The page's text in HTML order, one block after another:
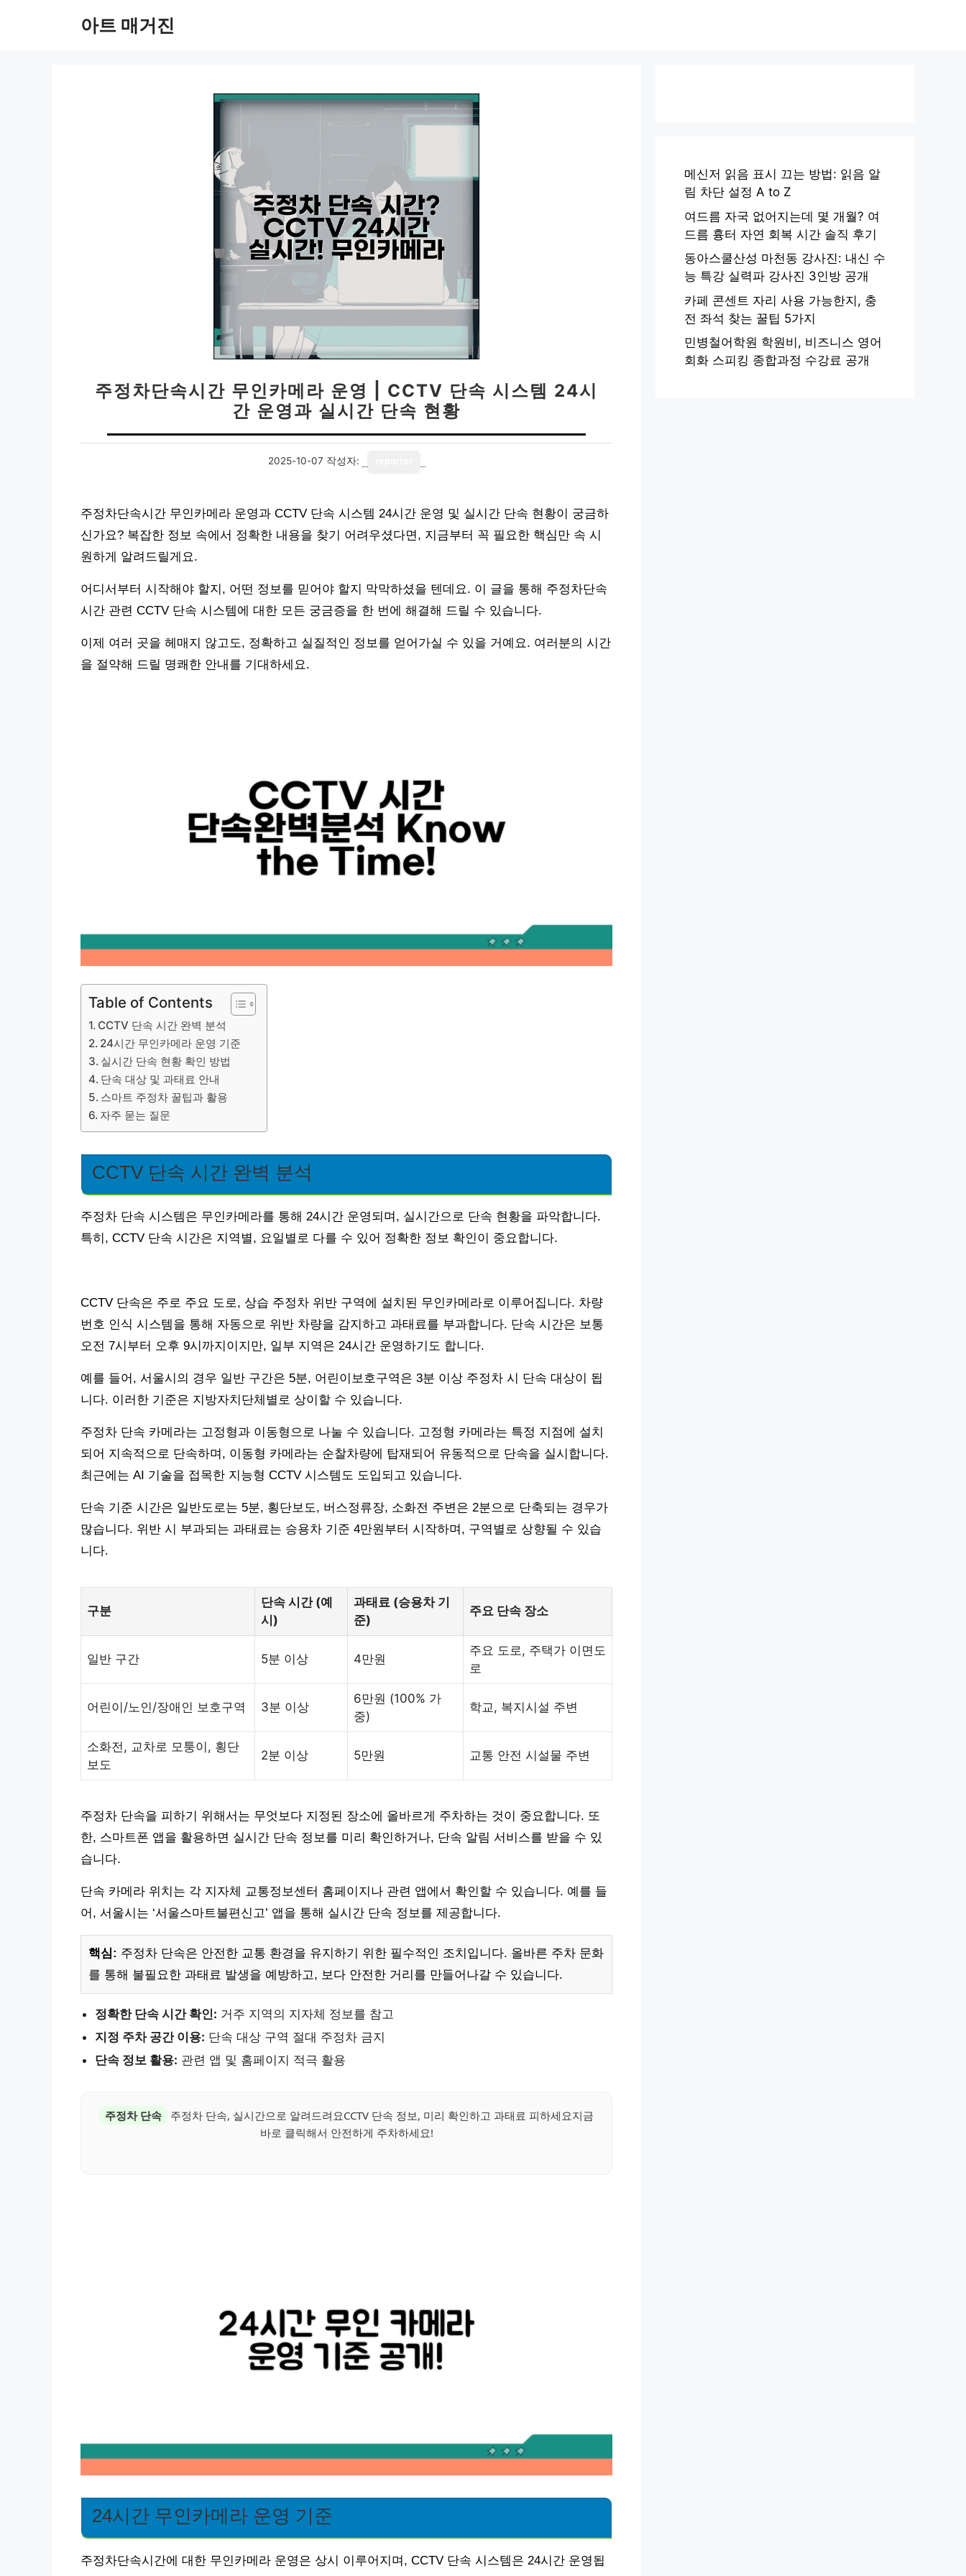
아트 매거진
주정차단속시간 무인카메라 운영 | CCTV 단속 시스템 24시
간 운영과 실시간 단속 현황
2025-10-07 작성자:
주정차단속시간 무인카메라 운영과 CCTV 단속 시스템 24시간 운영 및 실시간 단속 현황이 궁금하
신가요? 복잡한 정보 속에서 정확한 내용을 찾기 어려우셨다면, 지금부터 꼭 필요한 핵심만 속 시
원하게 알려드릴게요.
어디서부터 시작해야 할지, 어떤 정보를 믿어야 할지 막막하셨을 텐데요. 이 글을 통해 주정차단속
시간 관련 CCTV 단속 시스템에 대한 모든 궁금증을 한 번에 해결해 드릴 수 있습니다.
이제 여러 곳을 헤매지 않고도, 정확하고 실질적인 정보를 얻어가실 수 있을 거예요. 여러분의 시간
을 절약해 드릴 명쾌한 안내를 기대하세요.
Table of Contents
CCTV 단속 시간 완벽 분석
24시간 무인카메라 운영 기준
실시간 단속 현황 확인 방법
단속 대상 및 과태료 안내
스마트 주정차 꿀팁과 활용
자주 묻는 질문
CCTV 단속 시간 완벽 분석
주정차 단속 시스템은 무인카메라를 통해 24시간 운영되며, 실시간으로 단속 현황을 파악합니다.
특히, CCTV 단속 시간은 지역별, 요일별로 다를 수 있어 정확한 정보 확인이 중요합니다.
CCTV 단속은 주로 주요 도로, 상습 주정차 위반 구역에 설치된 무인카메라로 이루어집니다. 차량
번호 인식 시스템을 통해 자동으로 위반 차량을 감지하고 과태료를 부과합니다. 단속 시간은 보통
오전 7시부터 오후 9시까지이지만, 일부 지역은 24시간 운영하기도 합니다.
예를 들어, 서울시의 경우 일반 구간은 5분, 어린이보호구역은 3분 이상 주정차 시 단속 대상이 됩
니다. 이러한 기준은 지방자치단체별로 상이할 수 있습니다.
주정차 단속 카메라는 고정형과 이동형으로 나눌 수 있습니다. 고정형 카메라는 특정 지점에 설치
되어 지속적으로 단속하며, 이동형 카메라는 순찰차량에 탑재되어 유동적으로 단속을 실시합니다.
최근에는 AI 기술을 접목한 지능형 CCTV 시스템도 도입되고 있습니다.
단속 기준 시간은 일반도로는 5분, 횡단보도, 버스정류장, 소화전 주변은 2분으로 단축되는 경우가
많습니다. 위반 시 부과되는 과태료는 승용차 기준 4만원부터 시작하며, 구역별로 상향될 수 있습
니다.
구분
단속 시간 (예
시)
과태료 (승용차 기
준)
주요 단속 장소
일반 구간 5분 이상 4만원
주요 도로, 주택가 이면도
로
어린이/노인/장애인 보호구역 3분 이상
6만원 (100% 가
중)
학교, 복지시설 주변
소화전, 교차로 모퉁이, 횡단
보도
2분 이상 5만원 교통 안전 시설물 주변
주정차 단속을 피하기 위해서는 무엇보다 지정된 장소에 올바르게 주차하는 것이 중요합니다. 또
한, 스마트폰 앱을 활용하면 실시간 단속 정보를 미리 확인하거나, 단속 알림 서비스를 받을 수 있
습니다.
단속 카메라 위치는 각 지자체 교통정보센터 홈페이지나 관련 앱에서 확인할 수 있습니다. 예를 들
어, 서울시는 ‘서울스마트불편신고’ 앱을 통해 실시간 단속 정보를 제공합니다.
핵심: 주정차 단속은 안전한 교통 환경을 유지하기 위한 필수적인 조치입니다. 올바른 주차 문화
를 통해 불필요한 과태료 발생을 예방하고, 보다 안전한 거리를 만들어나갈 수 있습니다.
정확한 단속 시간 확인: 거주 지역의 지자체 정보를 참고
지정 주차 공간 이용: 단속 대상 구역 절대 주정차 금지
단속 정보 활용: 관련 앱 및 홈페이지 적극 활용
주정차 단속
주정차 단속, 실시간으로 알려드려요CCTV 단속 정보, 미리 확인하고 과태료 피하세요지금
바로 클릭해서 안전하게 주차하세요!
24시간 무인카메라 운영 기준
주정차단속시간에 대한 무인카메라 운영은 상시 이루어지며, CCTV 단속 시스템은 24시간 운영됩
메신저 읽음 표시 끄는 방법: 읽음 알
림 차단 설정 A to Z
여드름 자국 없어지는데 몇 개월? 여
드름 흉터 자연 회복 시간 솔직 후기
동아스쿨산성 마천동 강사진: 내신 수
능 특강 실력파 강사진 3인방 공개
카페 콘센트 자리 사용 가능한지, 충
전 좌석 찾는 꿀팁 5가지
민병철어학원 학원비, 비즈니스 영어
회화 스피킹 종합과정 수강료 공개